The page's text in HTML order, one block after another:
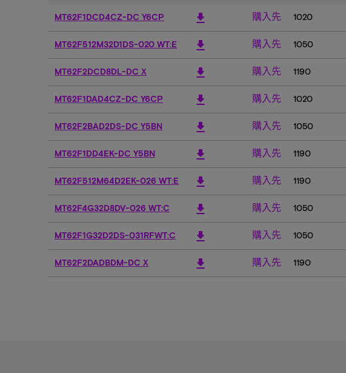
MT62F1DCD4CZ-DC Y6CP download 購入先 1020
MT62F512M32D1DS-020 WT:E download 購入先 1050
MT62F2DCD8DL-DC X download 購入先 1190
MT62F1DAD4CZ-DC Y6CP download 購入先 1020
MT62F2BAD2DS-DC Y5BN download 購入先 1050
MT62F1DD4EK-DC Y5BN download 購入先 1190
MT62F512M64D2EK-026 WT:E download 購入先 1190
MT62F4G32D8DV-026 WT:C download 購入先 1050
MT62F1G32D2DS-031RFWT:C download 購入先 1050
MT62F2DADBDM-DC X download 購入先 1190